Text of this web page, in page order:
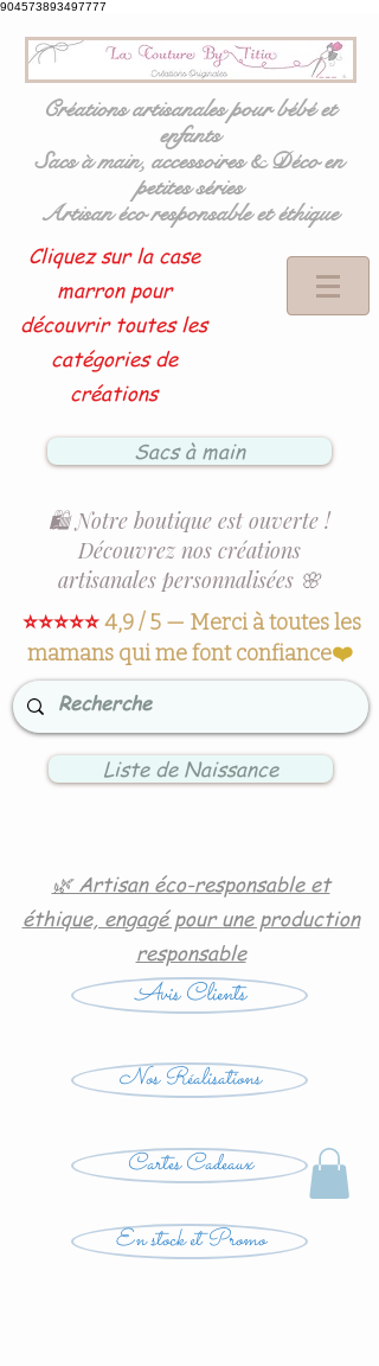
904573893497777
Créations artisanales pour bébé et
enfants
Sacs à main, accessoires & Déco en
petites séries
Artisan éco responsable et éthique
Cliquez sur la case
marron pour
découvrir toutes les
catégories de
créations
Sacs à main
🛍️ Notre boutique est ouverte !
Découvrez nos créations
artisanales personnalisées 🌸
⭐⭐⭐⭐⭐4,9 / 5 — Merci à toutes les
mamans qui me font confiance❤️
Liste de Naissance
🌿 Artisan éco-responsable et
éthique, engagé pour une production
responsable
Avis Clients
Nos Réalisations
Cartes Cadeaux
En stock et Promo